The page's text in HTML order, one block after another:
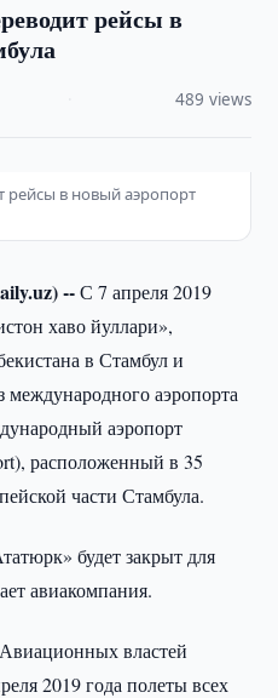
рейсы в
489 views
рейсы в новый аэропорт
--С 7 апреля 2019
хаво йуллари»,
в Стамбул и
международного аэропорта
аэропорт
расположенный в 35
части Стамбула.
будет закрыт для
авиакомпания.
властей
2019 года полеты всех